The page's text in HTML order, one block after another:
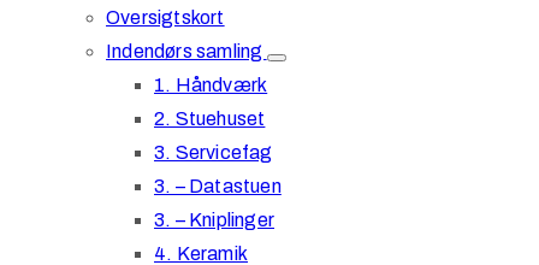
Oversigtskort
Indendørs samling
1. Håndværk
2. Stuehuset
3. Servicefag
3. – Datastuen
3. – Kniplinger
4. Keramik